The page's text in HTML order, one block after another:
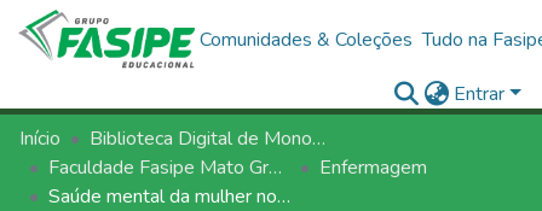
Comunidades & Coleções Tudo na
Entrar
Início
Biblioteca Digital de Monografias - BDM/FASIPE
Faculdade Fasipe Mato Grosso
Enfermagem
Saúde mental da mulher no período gestacional e puerpério